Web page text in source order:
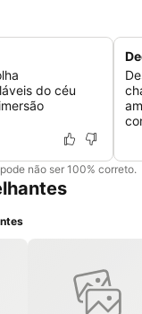
do céu
não ser 100% correto.